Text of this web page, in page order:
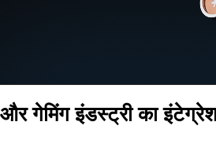
और गेमिंग इंडस्ट्री का